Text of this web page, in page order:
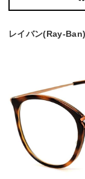
レイバン(Ray-